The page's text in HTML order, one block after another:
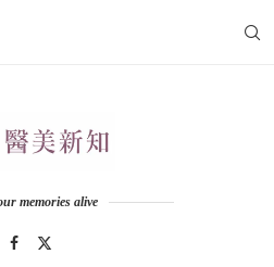
memories alive